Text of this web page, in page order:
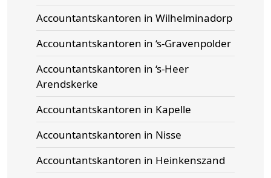
Accountantskantoren in Wilhelminadorp
Accountantskantoren in ‘s-Gravenpolder
Accountantskantoren in ‘s-Heer
Arendskerke
Accountantskantoren in Kapelle
Accountantskantoren in Nisse
Accountantskantoren in Heinkenszand